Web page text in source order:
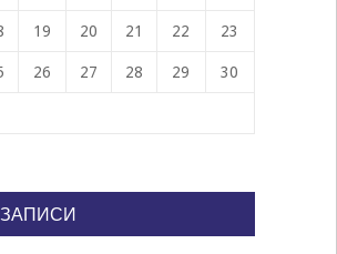
19 20 21 22 23
26 27 28 29 30
ЗАПИСИ